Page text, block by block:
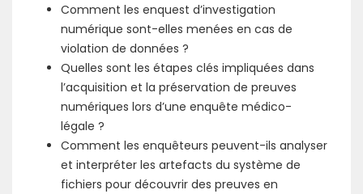
Comment les enquest d’investigation
numérique sont-elles menées en cas de
violation de données ?
Quelles sont les étapes clés impliquées dans
l’acquisition et la préservation de preuves
numériques lors d’une enquête médico-
légale ?
Comment les enquêteurs peuvent-ils analyser
et interpréter les artefacts du système de
fichiers pour découvrir des preuves en